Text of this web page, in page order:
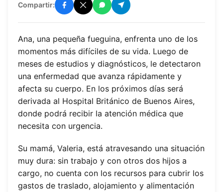
Compartir:
Ana, una pequeña fueguina, enfrenta uno de los
momentos más difíciles de su vida. Luego de
meses de estudios y diagnósticos, le detectaron
una enfermedad que avanza rápidamente y
afecta su cuerpo. En los próximos días será
derivada al Hospital Británico de Buenos Aires,
donde podrá recibir la atención médica que
necesita con urgencia.
Su mamá, Valeria, está atravesando una situación
muy dura: sin trabajo y con otros dos hijos a
cargo, no cuenta con los recursos para cubrir los
gastos de traslado, alojamiento y alimentación